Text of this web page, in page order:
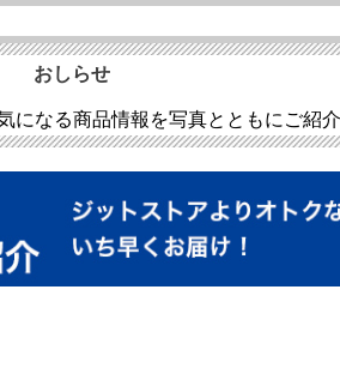
おしらせ
になる商品情報を写真とともにご紹